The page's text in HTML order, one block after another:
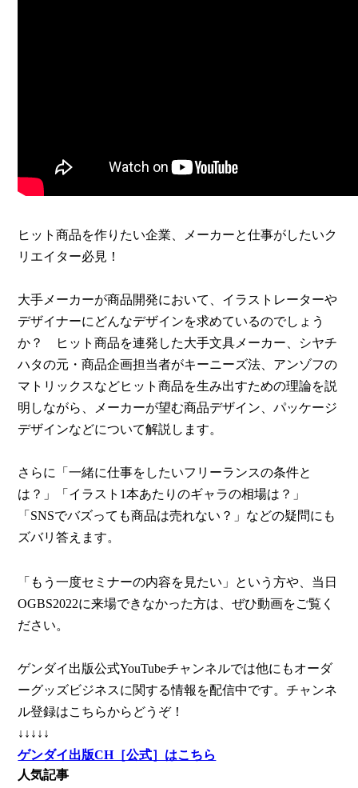
ヒット商品を作りたい企業、メーカーと仕事がしたいク
リエイター必見！
大手メーカーが商品開発において、イラストレーターや
デザイナーにどんなデザインを求めているのでしょう
か？ ヒット商品を連発した大手文具メーカー、シヤチ
ハタの元・商品企画担当者がキーニーズ法、アンゾフの
マトリックスなどヒット商品を生み出すための理論を説
明しながら、メーカーが望む商品デザイン、パッケージ
デザインなどについて解説します。
さらに「一緒に仕事をしたいフリーランスの条件と
は？」「イラスト1本あたりのギャラの相場は？」
「SNSでバズっても商品は売れない？」などの疑問にも
ズバリ答えます。
「もう一度セミナーの内容を見たい」という方や、当日
OGBS2022に来場できなかった方は、ぜひ動画をご覧く
ださい。
ゲンダイ出版公式YouTubeチャンネルでは他にもオーダ
ーグッズビジネスに関する情報を配信中です。チャンネ
ル登録はこちらからどうぞ！
↓↓↓↓↓
ゲンダイ出版CH［公式］はこちら
人気記事